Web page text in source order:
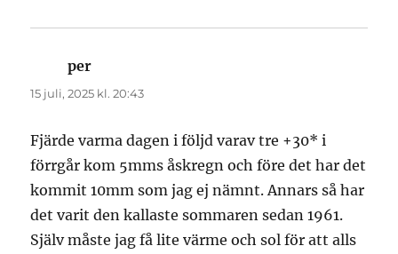
per
15 juli, 2025 kl. 20:43
Fjärde varma dagen i följd varav tre +30* i
förrgår kom 5mms åskregn och före det har det
kommit 10mm som jag ej nämnt. Annars så har
det varit den kallaste sommaren sedan 1961.
Själv måste jag få lite värme och sol för att alls